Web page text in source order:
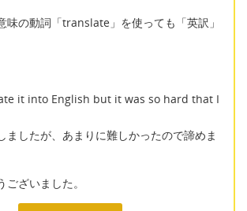
味の動詞「translate」を使っても「英訳」
it into English but it was so hard that I
したが、あまりに難しかったので諦めま
ざいました。